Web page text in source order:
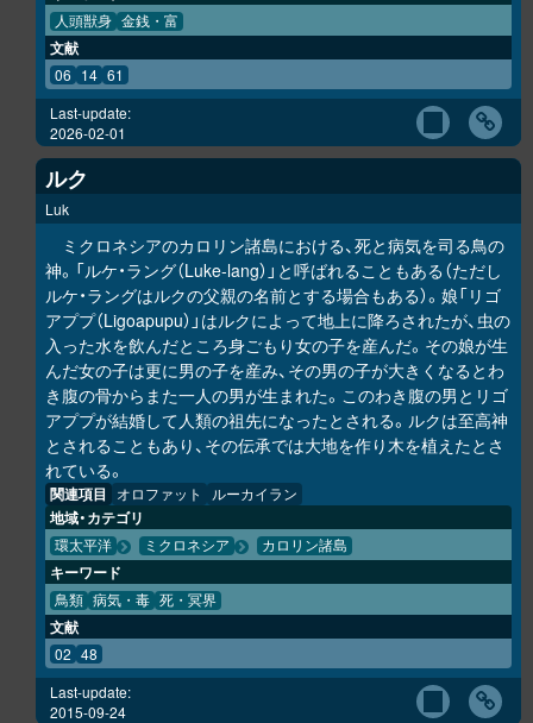
人頭獣身 金銭・富
文献
06 14 61
Last-update:
2026-02-01
ルク
Luk
ミクロネシアのカロリン諸島における、死と病気を司る鳥の
神。「ルケ・ラング（Luke-lang）」と呼ばれることもある（ただし
ルケ・ラングはルクの父親の名前とする場合もある）。娘「リゴ
アププ（Ligoapupu）」はルクによって地上に降ろされたが、虫の
入った水を飲んだところ身ごもり女の子を産んだ。その娘が生
んだ女の子は更に男の子を産み、その男の子が大きくなるとわ
き腹の骨からまた一人の男が生まれた。このわき腹の男とリゴ
アププが結婚して人類の祖先になったとされる。ルクは至高神
とされることもあり、その伝承では大地を作り木を植えたとさ
れている。
関連項目 オロファット ルーカイラン
地域・カテゴリ
環太平洋 ミクロネシア カロリン諸島
キーワード
鳥類 病気・毒 死・冥界
文献
02 48
Last-update:
2015-09-24